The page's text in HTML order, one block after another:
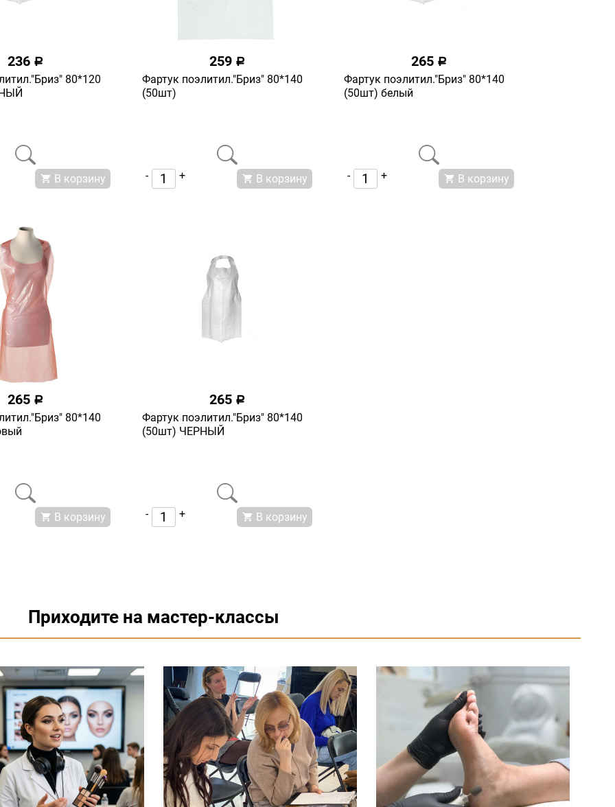
236 a
80*120
В корзину
259 a
Фартук поэлитил."Бриз" 80*140
(50шт)
- + В корзину
265 a
Фартук поэлитил."Бриз" 80*140
(50шт) белый
- + В корзину
265 a
80*140
В корзину
265 a
Фартук поэлитил."Бриз" 80*140
(50шт) ЧЕРНЫЙ
- + В корзину
Приходите на мастер-классы